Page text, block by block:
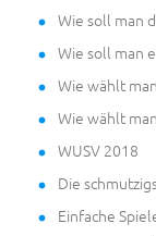
Wie soll man
Wie soll man
Wie wählt
Wie wählt
WUSV 2018
Die
Einfache